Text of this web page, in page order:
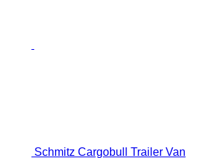
Schmitz Cargobull Trailer Van